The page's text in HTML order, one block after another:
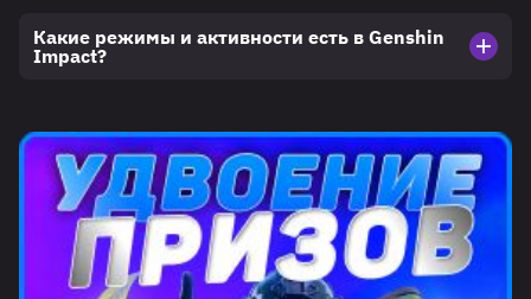
Какие режимы и активности есть в Genshin
Impact?